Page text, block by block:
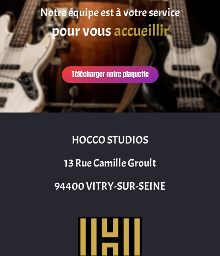
Notre équipe est à votre service
pour vousaccueillir
Télécharger notre plaquette
HOCCO STUDIOS
13 Rue Camille Groult
94400 VITRY-SUR-SEINE